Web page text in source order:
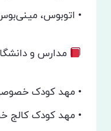
• اتوبوس، مینی‌بوس (۵۰
مدارس و
• مهد کودک
• مهد کودک کالج